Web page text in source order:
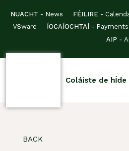
NUACHT - News FÉILIRE -
VSware
ÍOCAÍOCHTAÍ - Payments
AIP -
Coláiste de hÍde
BACK